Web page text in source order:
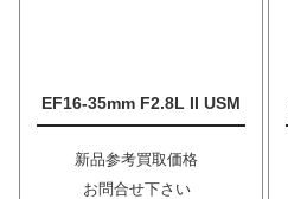
EF16-35mm F2.8L II USM
新品参考買取価格
お問合せ下さい